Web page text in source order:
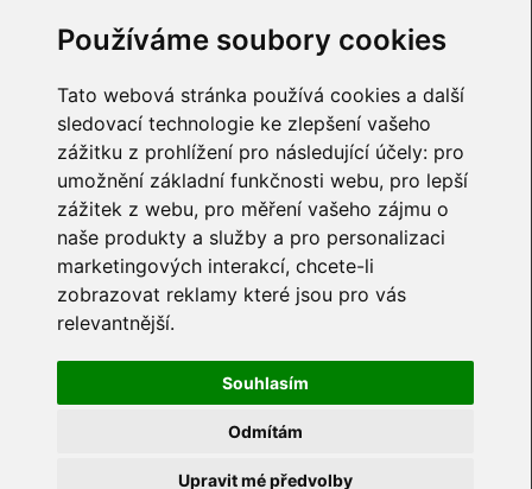
Používáme soubory cookies
Tato webová stránka používá cookies a další
sledovací technologie ke zlepšení vašeho
zážitku z prohlížení pro následující účely: pro
umožnění základní funkčnosti webu, pro lepší
zážitek z webu, pro měření vašeho zájmu o
naše produkty a služby a pro personalizaci
marketingových interakcí, chcete-li
zobrazovat reklamy které jsou pro vás
relevantnější.
Souhlasím
Odmítám
Upravit mé předvolby
IČO: 22712895
yamaha@hudbaproradost.cz
+420 602 863 506
Další kontakty